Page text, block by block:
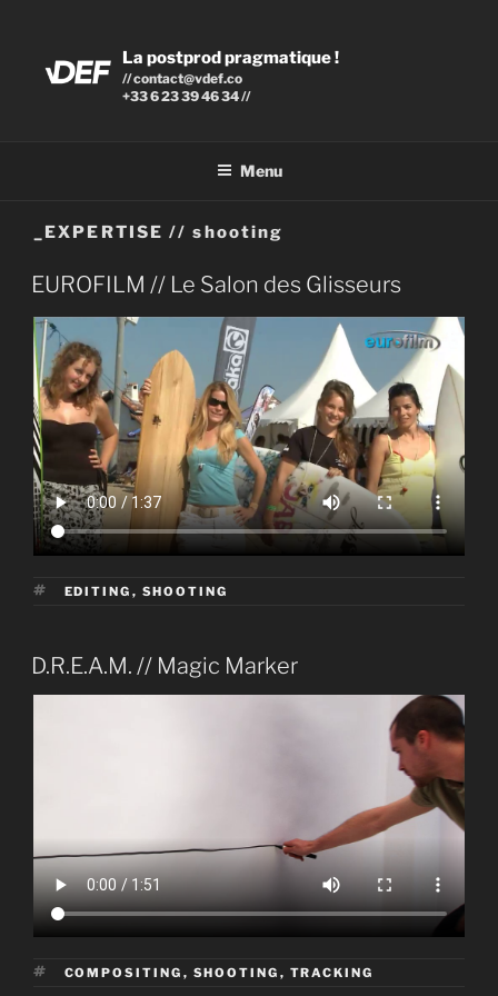
contenu
La postprod pragmatique !
// contact@vdef.co
+33 6 23 39 46 34 //
Menu
_EXPERTISE // shooting
PUBLIÉ
LE
EUROFILM // Le Salon des Glisseurs
ÉTIQUETTES
EDITING , SHOOTING
PUBLIÉ
LE
D.R.E.A.M. // Magic Marker
ÉTIQUETTES
COMPOSITING , SHOOTING , TRACKING